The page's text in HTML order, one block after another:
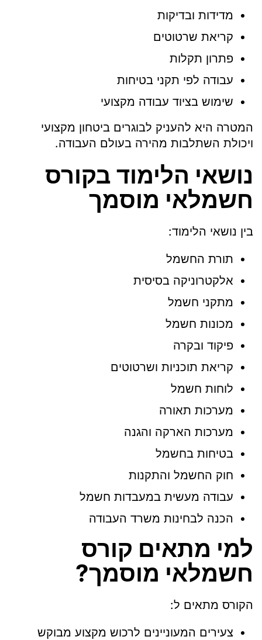
מדידות ובדיקות
קריאת שרטוטים
פתרון תקלות
עבודה לפי תקני בטיחות
שימוש בציוד עבודה מקצועי
המטרה היא להעניק לבוגרים ביטחון מקצועי
ויכולת השתלבות מהירה בעולם העבודה.
נושאי הלימוד בקורס
חשמלאי מוסמך
בין נושאי הלימוד:
תורת החשמל
אלקטרוניקה בסיסית
מתקני חשמל
מכונות חשמל
פיקוד ובקרה
קריאת תוכניות ושרטוטים
לוחות חשמל
מערכות תאורה
מערכות הארקה והגנה
בטיחות בחשמל
חוק החשמל והתקנות
עבודה מעשית במעבדות חשמל
הכנה לבחינות משרד העבודה
למי מתאים קורס
חשמלאי מוסמך?
הקורס מתאים ל:
צעירים המעוניינים לרכוש מקצוע מבוקש